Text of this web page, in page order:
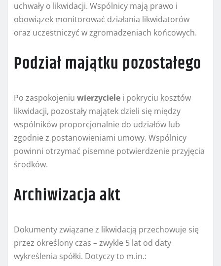
uchwały o likwidacji. Wspólnicy mają prawo i
obowiązek monitorować działania likwidatorów
oraz uczestniczyć w zgromadzeniach końcowych.
Podział majątku pozostałego
Po zaspokojeniu wierzyciele i pokryciu kosztów
likwidacji, pozostały majątek dzieli się między
wspólników proporcjonalnie do udziałów lub
zgodnie z postanowieniami umowy. Wspólnicy
powinni otrzymać pisemne potwierdzenie przyjęcia
środków.
Archiwizacja akt
Dokumenty związane z likwidacją przechowuje się
przez określony czas – zwykle 5 lat od daty
wykreślenia spółki. Dotyczy to m.in.: